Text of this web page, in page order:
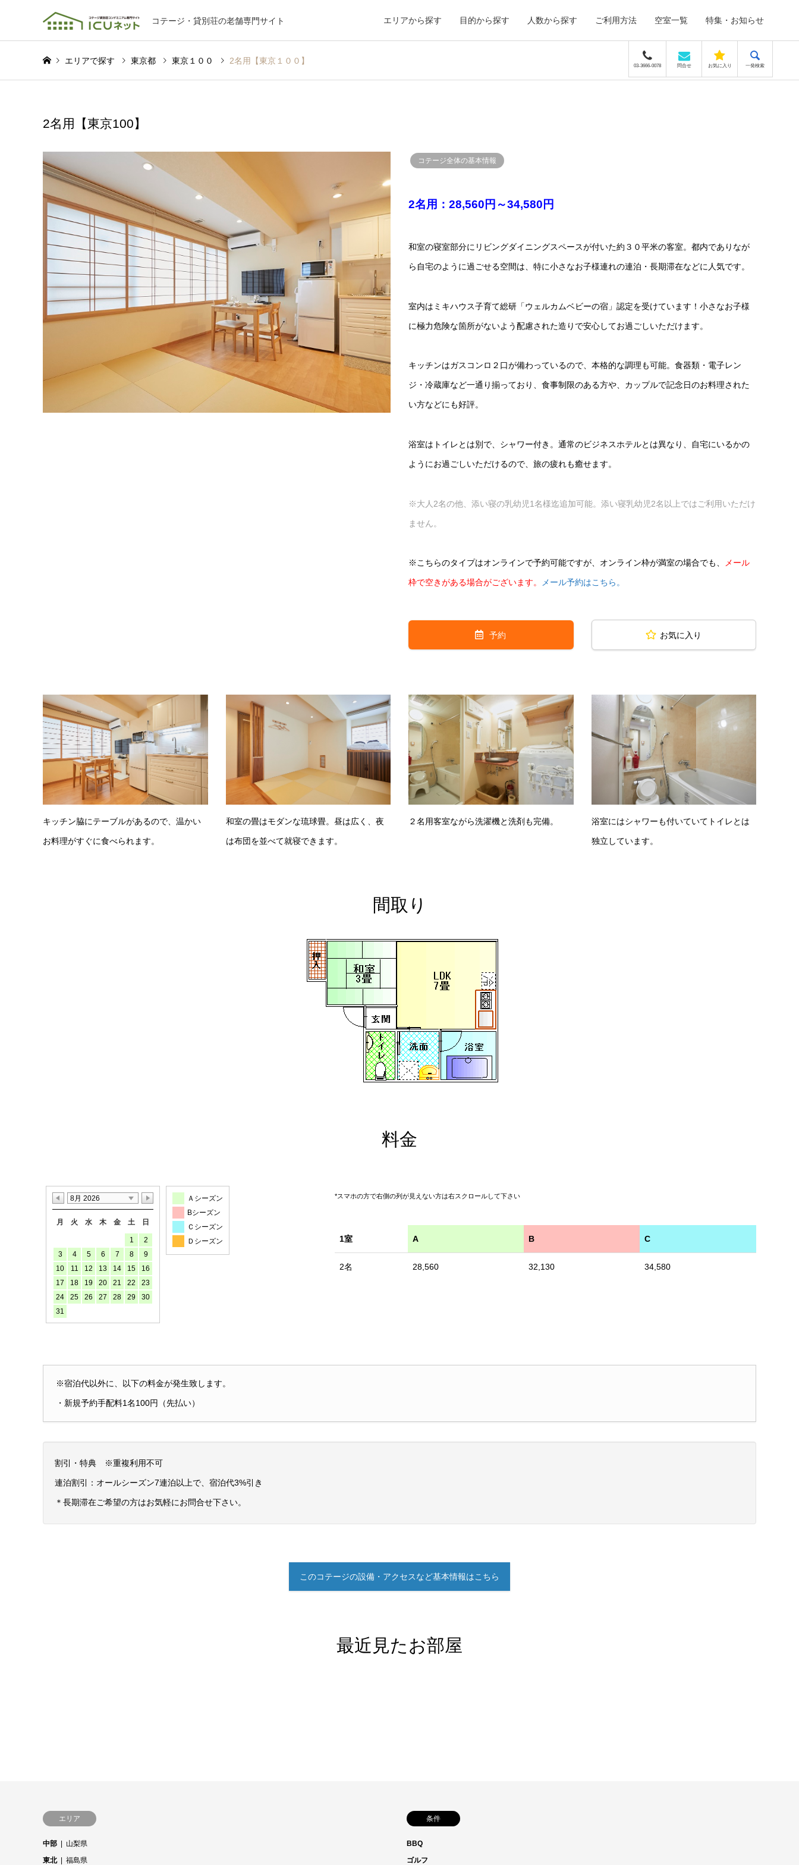
コテージ・貸別荘の老舗専門サイト エリアから探す 目的から探す 人数から探す ご利用方法 空室一覧 特集・お知らせ
03-3666-0078 問合せ お気に入り 一発検索
エリアで探す 東京都 東京１００ 2名用【東京１００】
2名用【東京100】
コテージ全体の基本情報
2名用：28,560円～34,580円
和室の寝室部分にリビングダイニングスペースが付いた約３０平米の客室。都内でありなが
ら自宅のように過ごせる空間は、特に小さなお子様連れの連泊・長期滞在などに人気です。
室内はミキハウス子育て総研「ウェルカムベビーの宿」認定を受けています！小さなお子様
に極力危険な箇所がないよう配慮された造りで安心してお過ごしいただけます。
キッチンはガスコンロ２口が備わっているので、本格的な調理も可能。食器類・電子レン
ジ・冷蔵庫など一通り揃っており、食事制限のある方や、カップルで記念日のお料理された
い方などにも好評。
浴室はトイレとは別で、シャワー付き。通常のビジネスホテルとは異なり、自宅にいるかの
ようにお過ごしいただけるので、旅の疲れも癒せます。
※大人2名の他、添い寝の乳幼児1名様迄追加可能。添い寝乳幼児2名以上ではご利用いただけ
ません。
※こちらのタイプはオンラインで予約可能ですが、オンライン枠が満室の場合でも、 メール
枠で空きがある場合がございます。 メール予約はこちら。
予約 お気に入り
キッチン脇にテーブルがあるので、温かい
お料理がすぐに食べられます。
和室の畳はモダンな琉球畳。昼は広く、夜
は布団を並べて就寝できます。
２名用客室ながら洗濯機と洗剤も完備。 浴室にはシャワーも付いていてトイレとは
独立しています。
間取り
料金
8月 2026
月 火 水 木 金 土 日
1
2
3
4 5 6 7 8
9
10
11 12 13 14 15
16
17
18 19 20 21 22
23
24
25 26 27 28 29
30
31
Ａシーズン
Bシーズン
Ｃシーズン
Ｄシーズン
*スマホの方で右側の列が見えない方は右スクロールして下さい
1室 A B C
2名 28,560 32,130 34,580
※宿泊代以外に、以下の料金が発生致します。
・新規予約手配料1名100円（先払い）
割引・特典 ※重複利用不可
連泊割引：オールシーズン7連泊以上で、宿泊代3%引き
＊長期滞在ご希望の方はお気軽にお問合せ下さい。
このコテージの設備・アクセスなど基本情報はこちら
最近見たお部屋
エリア
中部
山梨県
東北
福島県
条件
BBQ
ゴルフ